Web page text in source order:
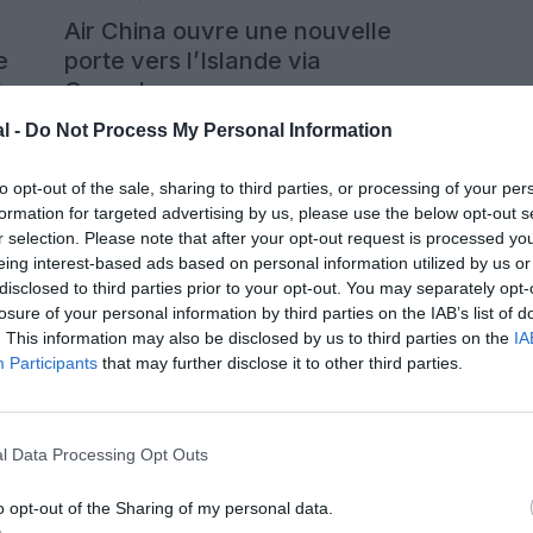
- Do Not Process My Personal Information
opt-out of the sale, sharing to third parties, or processing of your
for targeted advertising by us, please use the below opt-out
selection. Please note that after your opt-out request is processed
interest-based ads based on personal information utilized by us
to third parties prior to your opt-out. You may separately
of your personal information by third parties on the IAB’s list of
This information may also be disclosed by us to third parties on the
Participants that may further disclose it to other third parties.
Data Processing Opt Outs
opt-out of the Sharing of my personal data.
leur
et
Air China ouvre une nouvelle
porte vers l’Islande via
Copenhague
Publié le 27 juillet 2026 à
3 commentaires
Air China s’apprête à inaugurer, le 26 octobre
2026, une nouvelle desserte entre Pékin,
Copenhague et Keflavík, opérée trois fois par
semaine en Airbus A330-300. Particularité de
l’offre : la compagnie chinoise pourra vendre des
billets sur le seul segment Copenhague–Keflavík,
grâce à des droits de cinquième liberté, ce qui en
fera une option inédite […]
LIRE L'ARTICLE